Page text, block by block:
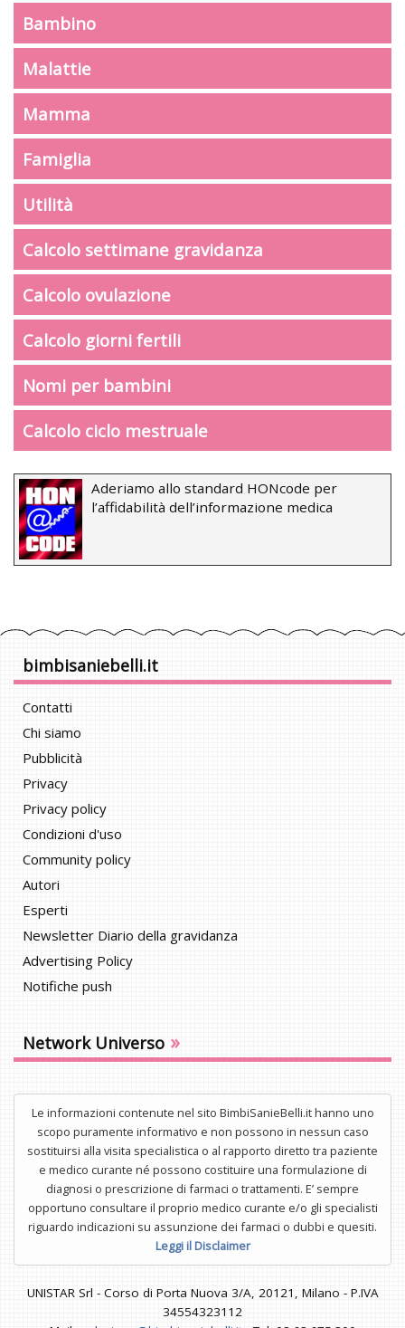
Bambino
Malattie
Mamma
Famiglia
Utilità
Calcolo settimane gravidanza
Calcolo ovulazione
Calcolo giorni fertili
Nomi per bambini
Calcolo ciclo mestruale
Aderiamo allo standard HONcode per
l’affidabilità dell’informazione medica
bimbisaniebelli.it
Contatti
Chi siamo
Pubblicità
Privacy
Privacy policy
Condizioni d'uso
Community policy
Autori
Esperti
Newsletter Diario della gravidanza
Advertising Policy
Notifiche push
Network Universo »
Le informazioni contenute nel sito BimbiSanieBelli.it hanno uno
scopo puramente informativo e non possono in nessun caso
sostituirsi alla visita specialistica o al rapporto diretto tra paziente
e medico curante né possono costituire una formulazione di
diagnosi o prescrizione di farmaci o trattamenti. E’ sempre
opportuno consultare il proprio medico curante e/o gli specialisti
riguardo indicazioni su assunzione dei farmaci o dubbi e quesiti.
Leggi il Disclaimer
UNISTAR Srl - Corso di Porta Nuova 3/A, 20121, Milano - P.IVA
34554323112